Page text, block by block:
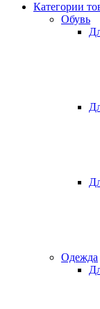
Категории
Обувь
Одежда